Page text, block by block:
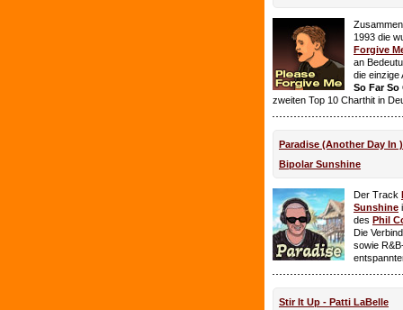
1993 die
Forgive
an
die einzige
So Far So
zweiten Top 10 Charthit in
Paradise (Another Day In
Bipolar Sunshine
Der Track
Sunshine
des Phil
Die
sowie
Stir It Up - Patti LaBelle